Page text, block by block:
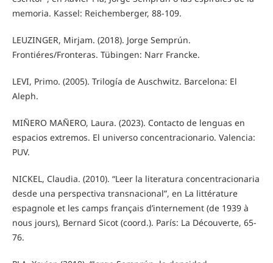
memoria. Kassel: Reichemberger, 88-109.
LEUZINGER, Mirjam. (2018). Jorge Semprún.
Frontiéres/Fronteras. Tübingen: Narr Francke.
LEVI, Primo. (2005). Trilogía de Auschwitz. Barcelona: El
Aleph.
MIÑERO MAÑERO, Laura. (2023). Contacto de lenguas en
espacios extremos. El universo concentracionario. Valencia:
PUV.
NICKEL, Claudia. (2010). “Leer la literatura concentracionaria
desde una perspectiva transnacional”, en La littérature
espagnole et les camps français d’internement (de 1939 à
nous jours), Bernard Sicot (coord.). París: La Découverte, 65-
76.